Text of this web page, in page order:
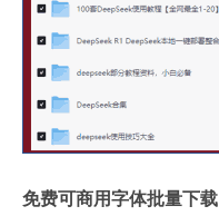
免费可商用字体批量下载